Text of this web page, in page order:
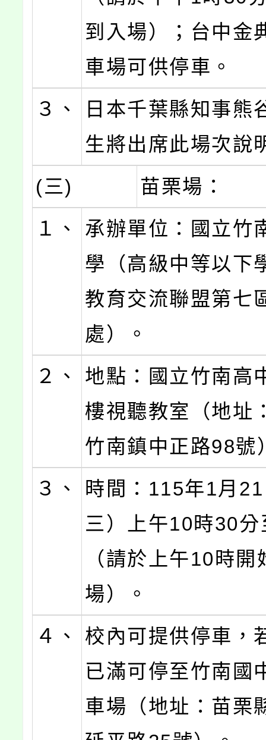
到入場）；台中金
車場可供停車。
３、
日本千葉縣知事熊
生將出席此場次說
(三)
苗栗場：
１、
承辦單位：國立竹
學（高級中等以下
教育交流聯盟第七
處）。
２、
地點：國立竹南高
樓視聽教室（地址
竹南鎮中正路98號
３、
時間：115年1月
三）上午10時30
（請於上午10時
場）。
４、
校內可提供停車，
已滿可停至竹南國
車場（地址：苗栗